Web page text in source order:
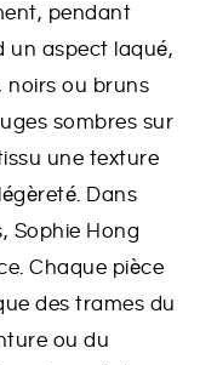
pendant
un aspect laqué,
noirs ou bruns
sombres sur
une texture
Dans
Sophie Hong
Chaque pièce
des trames du
ou du